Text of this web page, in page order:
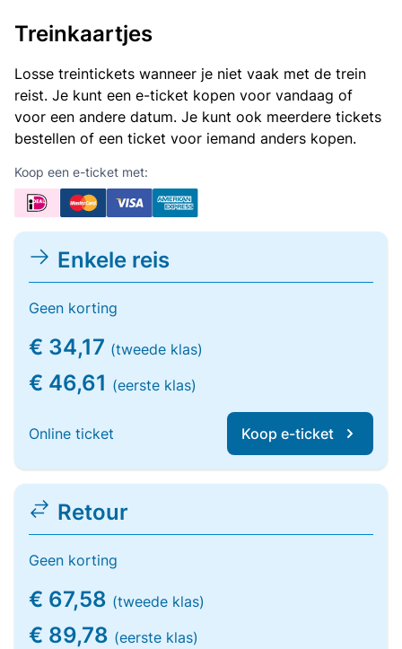
Treinkaartjes
Losse treintickets wanneer je niet vaak met de trein
reist. Je kunt een e-ticket kopen voor vandaag of
voor een andere datum. Je kunt ook meerdere tickets
bestellen of een ticket voor iemand anders kopen.
Koop een e-ticket met:
Enkele reis
Geen korting
€ 34,17 (tweede klas)
€ 46,61 (eerste klas)
Online ticket Koop e-ticket
Retour
Geen korting
€ 67,58 (tweede klas)
€ 89,78 (eerste klas)